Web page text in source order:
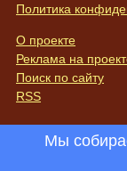
Политика
О проекте
Реклама на
Поиск по сайту
RSS
Мы